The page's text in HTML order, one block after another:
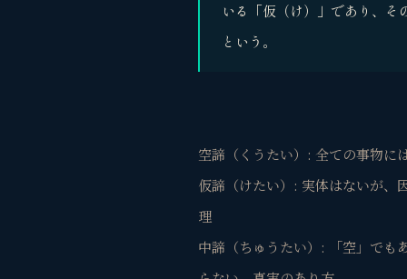
いる「仮（け）」であり、
という。
空諦（くうたい）: 全ての事物に
仮諦（けたい）: 実体はないが、
理
中諦（ちゅうたい）: 「空」でも